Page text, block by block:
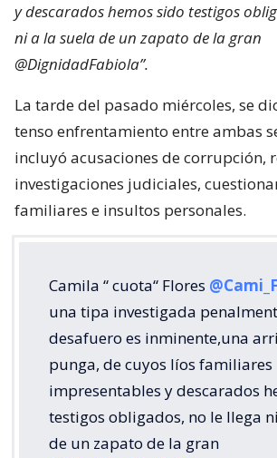
y descarados hemos sido testigos
ni a la suela de un zapato de la gran
@DignidadFabiola”.
La tarde del pasado miércoles, se
tenso enfrentamiento entre ambas
incluyó acusaciones de corrupción,
investigaciones judiciales,
familiares e insultos personales.
Camila “ cuota“ Flores
una tipa investigada
desafuero es inminente,una
punga, de cuyos líos familiares
impresentables y descarados
testigos obligados, no le llega
de un zapato de la gran